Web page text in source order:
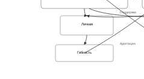
Личная
Гибкость
Поддержка
Адаптация